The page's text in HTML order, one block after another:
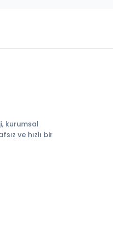
kurumsal
ve hızlı bir